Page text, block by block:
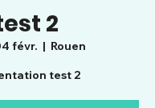
2
févr.
  |
Rouen
test 2